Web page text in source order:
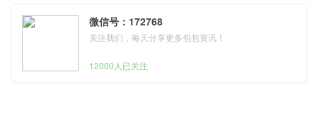
微信号：172768
关注我们，每天分享更多包包资讯！
12000人已关注